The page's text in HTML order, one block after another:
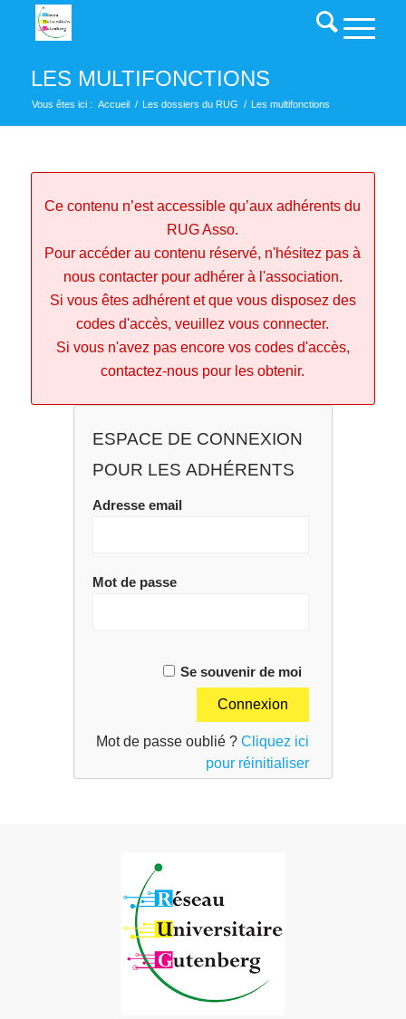
LES MULTIFONCTIONS
Vous êtes ici : Accueil / Les dossiers du RUG / Les multifonctions
Ce contenu n’est accessible qu’aux adhérents du
RUG Asso.
Pour accéder au contenu réservé, n'hésitez pas à
nous contacter pour adhérer à l'association.
Si vous êtes adhérent et que vous disposez des
codes d'accès, veuillez vous connecter.
Si vous n'avez pas encore vos codes d'accès,
contactez-nous pour les obtenir.
ESPACE DE CONNEXION
POUR LES ADHÉRENTS
Adresse email
Mot de passe
Se souvenir de moi
Mot de passe oublié ? Cliquez ici
pour réinitialiser